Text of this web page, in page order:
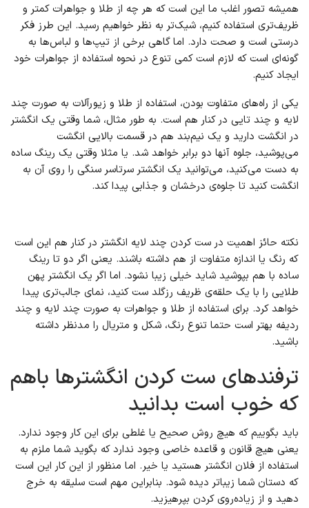
همیشه تصور اغلب ما این است که هر چه از طلا و جواهرات کمتر و
ظریف‌تری استفاده کنیم، شیک‌تر به نظر خواهیم رسید. این طرز فکر
درستی است و صحت دارد. اما گاهی برخی از تیپ‌ها و لباس‌ها به
گونه‌ای است که لازم است کمی تنوع در نحوه استفاده از جواهرات خود
ایجاد کنیم.
یکی از راه‌های متفاوت بودن، استفاده از طلا و زیورآلات به صورت چند
لایه و چند تایی در کنار هم است. به طور مثال، شما وقتی یک انگشتر
در انگشت دارید و یک نیم‌بند هم در قسمت بالایی انگشت
می‌پوشید، جلوه آنها دو برابر خواهد شد. یا مثلا وقتی یک رینگ ساده
به دست می‌کنید، می‌توانید یک انگشتر سرتاسر سنگی را روی آن به
انگشت کنید تا جلوه‌ی درخشان و جذابی پیدا کند.
نکته حائز اهمیت در ست کردن چند لایه انگشتر در کنار هم این است
که رنگ یا اندازه متفاوت از هم داشته باشند. یعنی اگر دو تا رینگ
ساده با هم بپوشید شاید خیلی زیبا نشود. اما اگر یک انگشتر پهن
طلایی را با یک حلقه‌ی ظریف رزگلد ست کنید، نمای جالب‌تری پیدا
خواهد کرد. برای استفاده از طلا و جواهرات به صورت چند لایه و چند
ردیفه بهتر است حتما تنوع رنگ، شکل و متریال را مدنظر داشته
باشید.
ترفندهای ست کردن انگشترها باهم
که خوب است بدانید
باید بگوییم که هیچ روش صحیح یا غلطی برای این کار وجود ندارد.
یعنی هیچ قانون و قاعده خاصی وجود ندارد که بگوید شما ملزم به
استفاده از فلان انگشتر هستید یا خیر. اما منظور از این کار این است
که دستان شما زیباتر دیده شود. بنابراین مهم است سلیقه به خرج
دهید و از زیاده‌روی کردن بپرهیزید.